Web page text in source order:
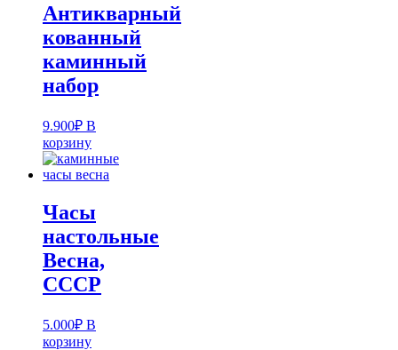
Антикварный
кованный
каминный
набор
9.900₽ В
корзину
Часы
настольные
Весна,
СССР
5.000₽ В
корзину